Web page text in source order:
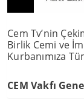
Cem Tv’nin
Birlik Cemi ve
Kurbanımıza
CEM Vakfı